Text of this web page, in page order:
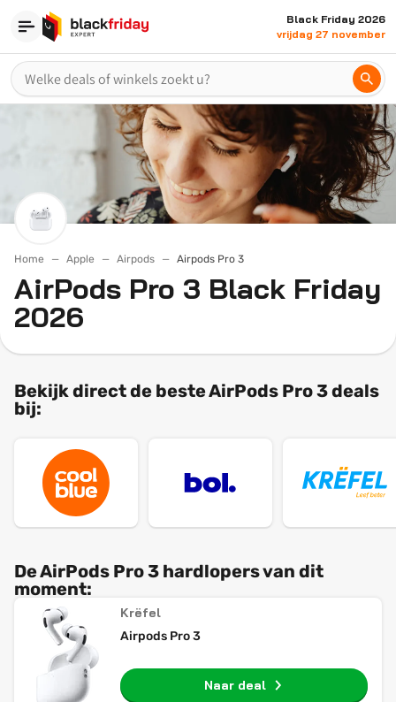
Black Friday 2026
vrijdag 27 november
Home Apple Airpods Airpods Pro 3
AirPods Pro 3 Black Friday
2026
Bekijk direct de beste AirPods Pro 3 deals
bij:
De AirPods Pro 3 hardlopers van dit
moment:
Krëfel
Airpods Pro 3
Naar deal